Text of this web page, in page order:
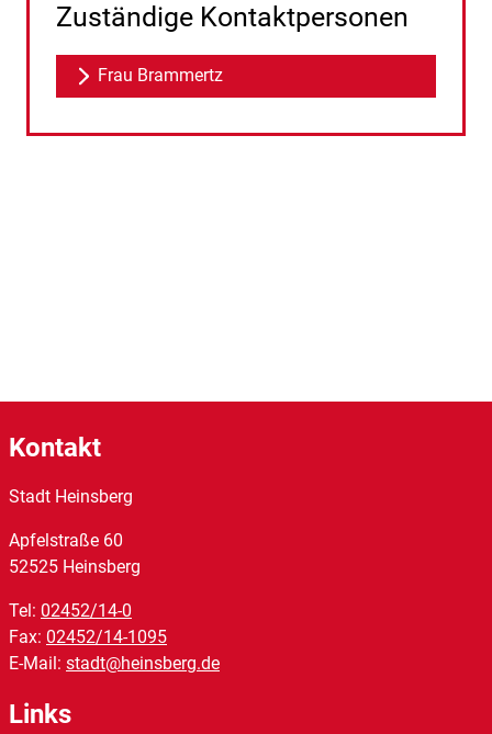
Zuständige Kontaktpersonen
Frau Brammertz
Kontakt
Stadt Heinsberg
Apfelstraße 60
52525 Heinsberg
Tel: 02452/14-0
Fax: 02452/14-1095
E-Mail: stadt@heinsberg.de
Links